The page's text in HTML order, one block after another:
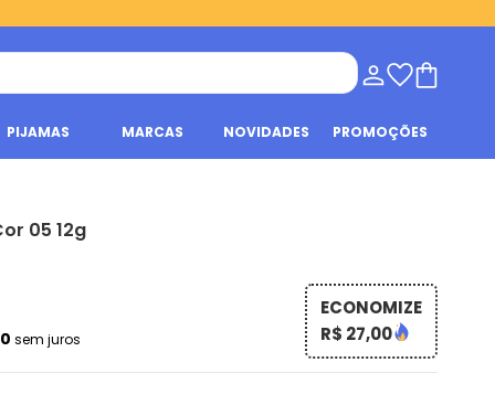
PIJAMAS MARCAS NOVIDADES PROMOÇÕES
05 12g
sem juros
ECONOMIZE
R$ 27,00